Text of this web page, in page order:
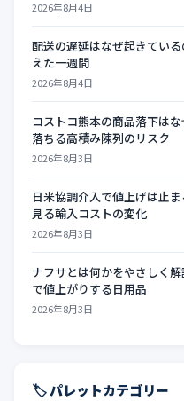
2026年8月4日
配送の遅延はなぜ起きてい
えた一週間
2026年8月4日
コストコ熊本の商品落下は
落ちる高積み陳列のリスク
2026年8月3日
日米協調介入で値上げは止
見る輸入コストの変化
2026年8月3日
ナフサとは何かをやさしく
で値上がりする日用品
2026年8月3日
🏷️ パレットカテゴリー